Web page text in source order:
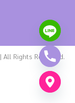
| All Rights Reserved.